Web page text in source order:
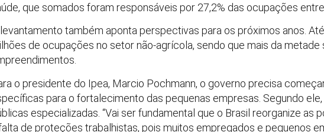
que somados foram responsáveis por 27,2% das ocupações
também aponta perspectivas para os próximos anos.
de ocupações no setor não-agrícola, sendo que mais da metade
o presidente do Ipea, Marcio Pochmann, o governo precisa
para o fortalecimento das pequenas empresas. Segundo
especializadas. “Vai ser fundamental que o Brasil reorganize as
de proteções trabalhistas, pois muitos empregados e pequenos